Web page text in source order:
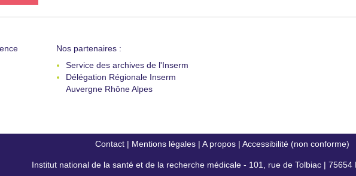
Nos partenaires :
Service des archives de l'Inserm
Délégation Régionale Inserm
Auvergne Rhône Alpes
Contact| Mentions légales| A propos| Accessibilité (non conforme)
Institut national de la santé et de la recherche médicale - 101, rue de Tolbiac | 75654